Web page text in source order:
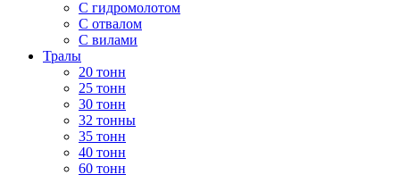
С гидромолотом
С отвалом
С вилами
Тралы
20 тонн
25 тонн
30 тонн
32 тонны
35 тонн
40 тонн
60 тонн